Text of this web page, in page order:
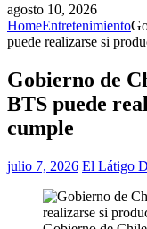
agosto 10, 2026
HomeEntretenimiento
puede realizarse si
Gobierno de
BTS puede
cumple
julio 7, 2026 El Látigo